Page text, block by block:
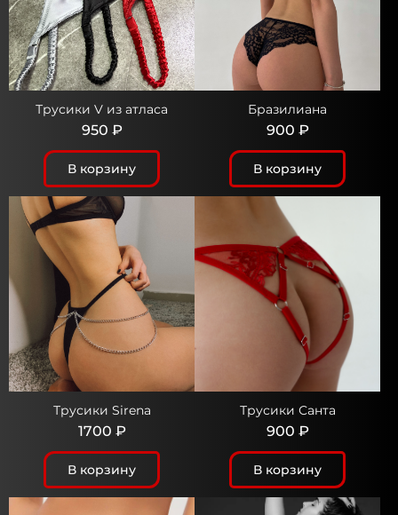
Трусики V из атласа
950 ₽
В корзину
Бразилиана
900 ₽
В корзину
Трусики Sirena
1700 ₽
В корзину
Трусики Санта
900 ₽
В корзину